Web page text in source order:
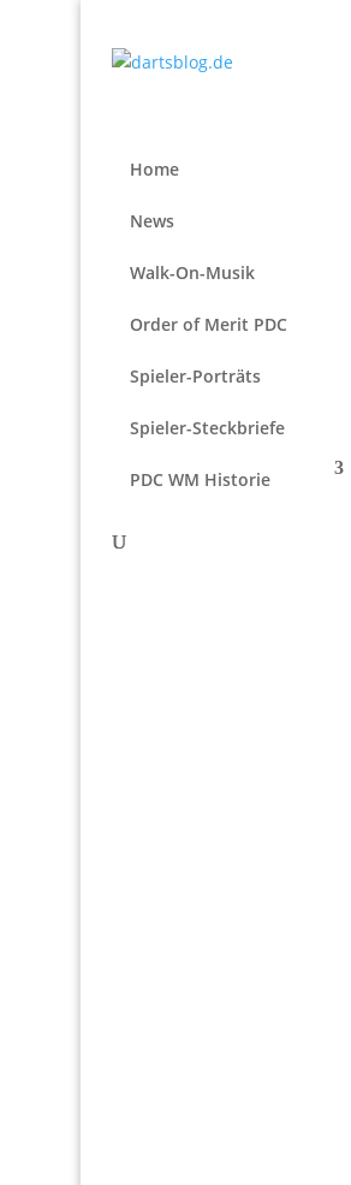
Home
News
Walk-On-Musik
Order of Merit PDC
Spieler-Porträts
Spieler-Steckbriefe
PDC WM Historie